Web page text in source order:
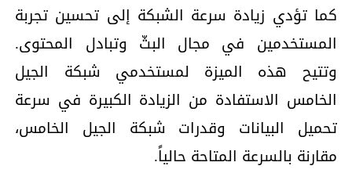
كما تؤدي زيادة سرعة الشبكة إلى تحسين تجربة
المستخدمين في مجال البثّ وتبادل المحتوى.
وتتيح هذه الميزة لمستخدمي شبكة الجيل
الخامس الاستفادة من الزيادة الكبيرة في سرعة
تحميل البيانات وقدرات شبكة الجيل الخامس،
مقارنة بالسرعة المتاحة حالياً.